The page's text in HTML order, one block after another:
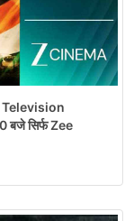
बजे सिर्फ Zee